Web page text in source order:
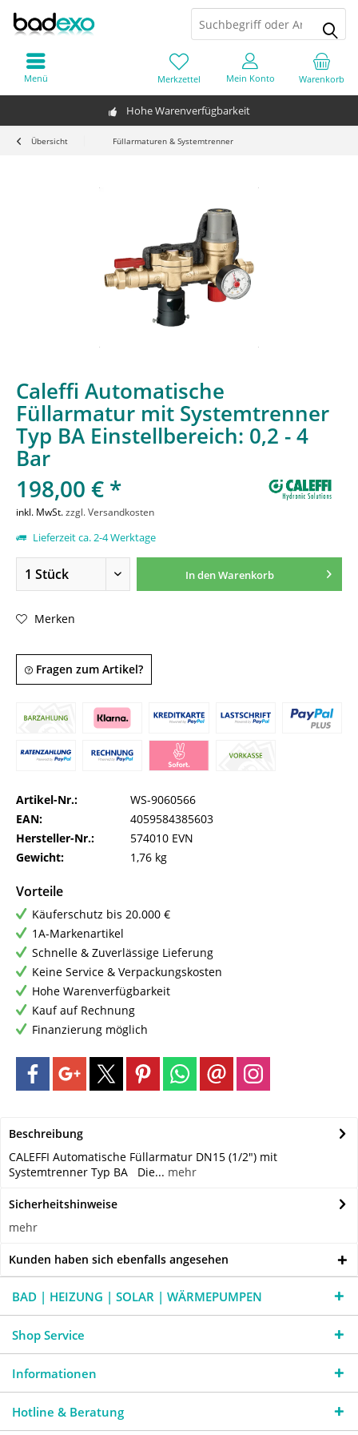
Hohe Warenverfügbarkeit
Warenkorb
Merkzettel Mein Konto
Menü
Übersicht Füllarmaturen & Systemtrenner
Caleffi Automatische
Füllarmatur mit Systemtrenner
Typ BA Einstellbereich: 0,2 - 4
Bar
198,00 € *
inkl. MwSt.zzgl. Versandkosten
Lieferzeit ca. 2-4 Werktage
In denWarenkorb
Merken
Fragen zum Artikel?
Artikel-Nr.:
WS-9060566
EAN:
4059584385603
Hersteller-Nr.:
574010 EVN
Gewicht:
1,76 kg
Vorteile
Käuferschutz bis 20.000 €
1A-Markenartikel
Schnelle & Zuverlässige Lieferung
Keine Service & Verpackungskosten
Hohe Warenverfügbarkeit
Kauf auf Rechnung
Finanzierung möglich
Beschreibung
CALEFFI Automatische Füllarmatur DN15 (1/2") mit
Systemtrenner Typ BA Die... mehr
Sicherheitshinweise
mehr
Kunden haben sich ebenfalls angesehen
BAD | HEIZUNG | SOLAR | WÄRMEPUMPEN
Shop Service
Informationen
Hotline & Beratung